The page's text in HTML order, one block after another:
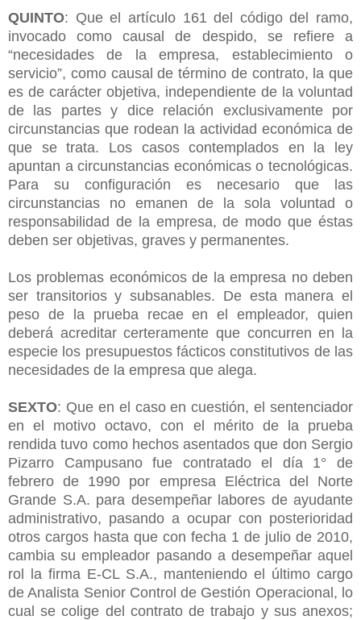
QUINTO: Que el artículo 161 del código del ramo,
invocado como causal de despido, se refiere a
“necesidades de la empresa, establecimiento o
servicio”, como causal de término de contrato, la que
es de carácter objetiva, independiente de la voluntad
de las partes y dice relación exclusivamente por
circunstancias que rodean la actividad económica de
que se trata. Los casos contemplados en la ley
apuntan a circunstancias económicas o tecnológicas.
Para su configuración es necesario que las
circunstancias no emanen de la sola voluntad o
responsabilidad de la empresa, de modo que éstas
deben ser objetivas, graves y permanentes.
Los problemas económicos de la empresa no deben
ser transitorios y subsanables. De esta manera el
peso de la prueba recae en el empleador, quien
deberá acreditar certeramente que concurren en la
especie los presupuestos fácticos constitutivos de las
necesidades de la empresa que alega.
SEXTO: Que en el caso en cuestión, el sentenciador
en el motivo octavo, con el mérito de la prueba
rendida tuvo como hechos asentados que don Sergio
Pizarro Campusano fue contratado el día 1° de
febrero de 1990 por empresa Eléctrica del Norte
Grande S.A. para desempeñar labores de ayudante
administrativo, pasando a ocupar con posterioridad
otros cargos hasta que con fecha 1 de julio de 2010,
cambia su empleador pasando a desempeñar aquel
rol la firma E-CL S.A., manteniendo el último cargo
de Analista Senior Control de Gestión Operacional, lo
cual se colige del contrato de trabajo y sus anexos;